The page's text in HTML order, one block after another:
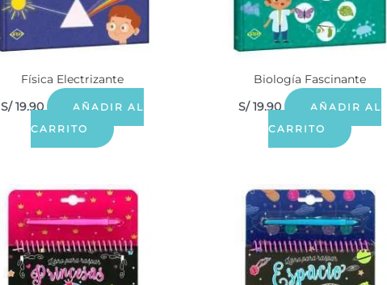
Física Electrizante
S/19.90
AÑADIR AL
CARRITO
Biología Fascinante
S/19.90
AÑADIR AL
CARRITO